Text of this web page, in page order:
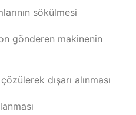
sökülmesi
gönderen makinenin
dışarı alınması